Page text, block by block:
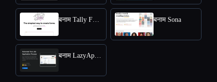
बनाम Tally Forms बनाम Sona
बनाम LazyApply